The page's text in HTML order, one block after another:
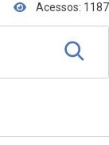
Acessos: 1187